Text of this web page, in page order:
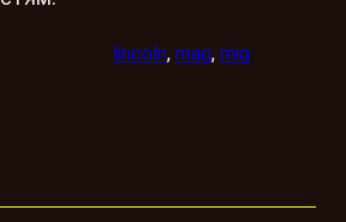
lincoln, mag, mig